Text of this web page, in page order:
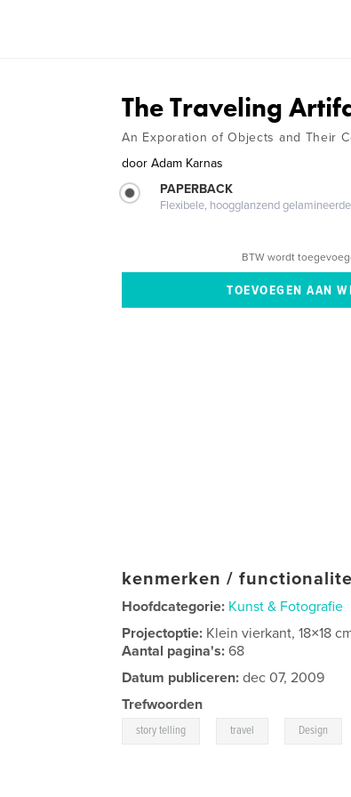
The Traveling
An Exporation of Objects and Their
door Adam Karnas
PAPERBACK
Flexibele, hoogglanzend
BTW wordt
kenmerken /
Hoofdcategorie: Kunst & Fotografie
Projectoptie: Klein vierkant, 18×18
Aantal pagina's:68
Datum publiceren: dec 07, 2009
Trefwoorden
story telling travel Design